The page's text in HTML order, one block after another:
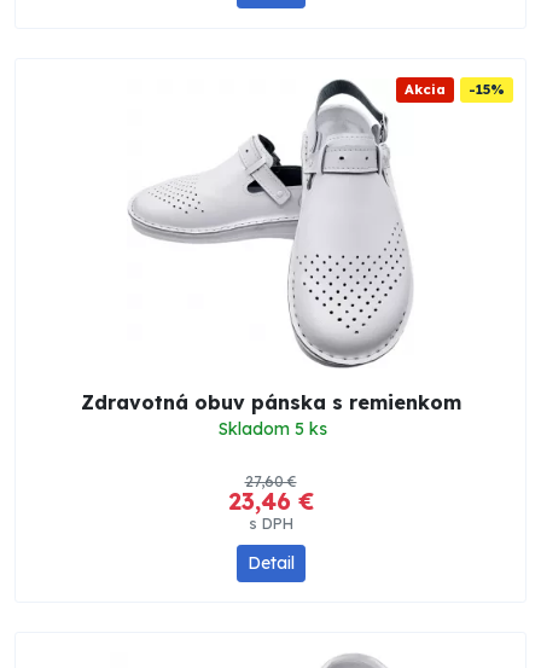
Akcia -15%
Zdravotná obuv pánska s remienkom
Skladom 5 ks
27,60 €
23,46 €
s DPH
Detail